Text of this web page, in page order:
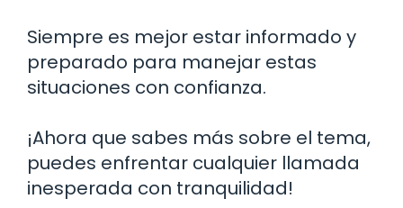
Siempre es mejor estar informado y
preparado para manejar estas
situaciones con confianza.
¡Ahora que sabes más sobre el tema,
puedes enfrentar cualquier llamada
inesperada con tranquilidad!